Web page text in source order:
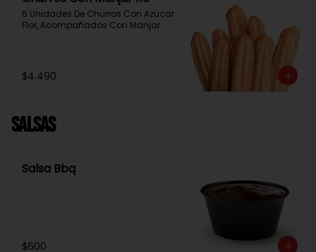
6 Unidades De Churros Con Azucar
Flor, Acompañados Con Manjar.
$4.490
Salsas
Salsa Bbq
$600